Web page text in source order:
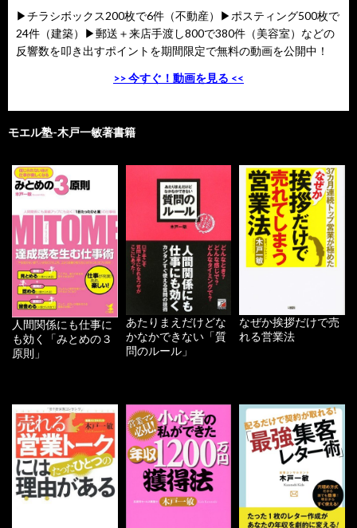
▶チラシボックス200枚で6件（不動産）▶ポスティング500枚で
24件（建築）▶郵送＋来店手渡し800で380件（美容室）などの
反響数を叩き出すポイントを期間限定で無料の動画を公開中！
>> 今すぐ！動画を見る <<
モエル塾-木戸一敏著書籍
人間関係にも仕事に
も効く「みとめの３
原則」
あたりまえだけどな
かなかできない「質
問のルール」
なぜか挨拶だけで売
れる営業法